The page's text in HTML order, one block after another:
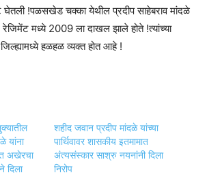
घेतली !पळसखेड चक्का येथील प्रदीप साहेबराव मांदळे
रेजिमेंट मध्ये 2009 ला दाखल झाले होते !त्यांच्या
हळहळ व्यक्त होत आहे !
यांना
अखेरचा
दिला
शहीद जवान प्रदीप मांदळे यांच्या
पार्थिवावर शासकीय इतमामात
अंत्यसंस्कार साश्रु नयनांनी दिला
निरोप